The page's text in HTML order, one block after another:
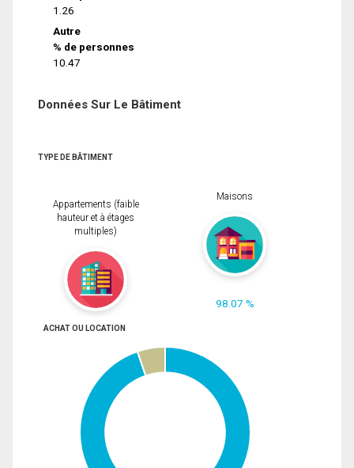
1.26
Autre
% de personnes
10.47
Données Sur Le Bâtiment
TYPE DE BÂTIMENT
Appartements (faible
hauteur et à étages
multiples)
Maisons
98.07 %
ACHAT OU LOCATION